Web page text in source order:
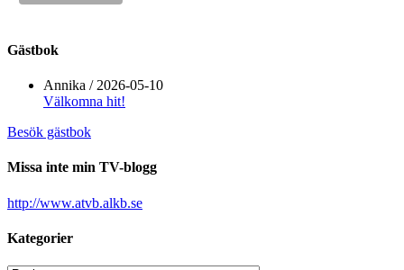
Gästbok
Annika / 2026-05-10
Välkomna hit!
Besök gästbok
Missa inte min TV-blogg
http://www.atvb.alkb.se
Kategorier